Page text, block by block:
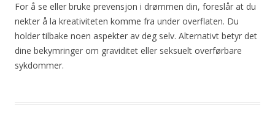
For å se eller bruke prevensjon i drømmen din, foreslår at du
nekter å la kreativiteten komme fra under overflaten. Du
holder tilbake noen aspekter av deg selv. Alternativt betyr det
dine bekymringer om graviditet eller seksuelt overførbare
sykdommer.